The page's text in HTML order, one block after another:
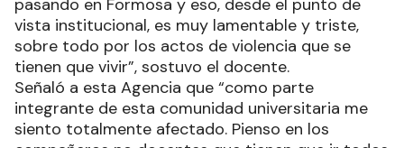
pasando en Formosa y eso, desde el punto de
vista institucional, es muy lamentable y triste,
sobre todo por los actos de violencia que se
tienen que vivir”, sostuvo el docente.
Señaló a esta Agencia que “como parte
integrante de esta comunidad universitaria me
siento totalmente afectado. Pienso en los